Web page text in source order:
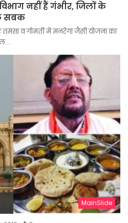
नहीं हैं गंभीर, जिलों के
सबक
व गोमती में मनरेगा जैसी योजना का
MainSlide